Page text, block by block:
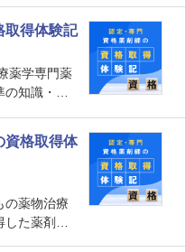
剤師という
どんな資格
のような
取得体験記
薬学専門薬
の知識・技
根拠の一つ
、審査も複
定の能力
資格取得体
の薬物治療
した薬剤師